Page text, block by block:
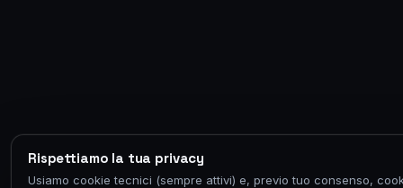
Rispettiamo la tua privacy
Usiamo cookie tecnici (sempre attivi) e, previo tuo consenso,